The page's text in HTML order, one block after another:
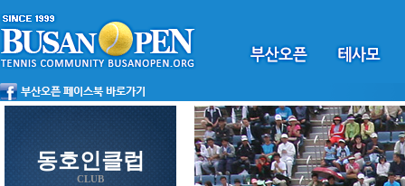
동호인클럽
CLUB